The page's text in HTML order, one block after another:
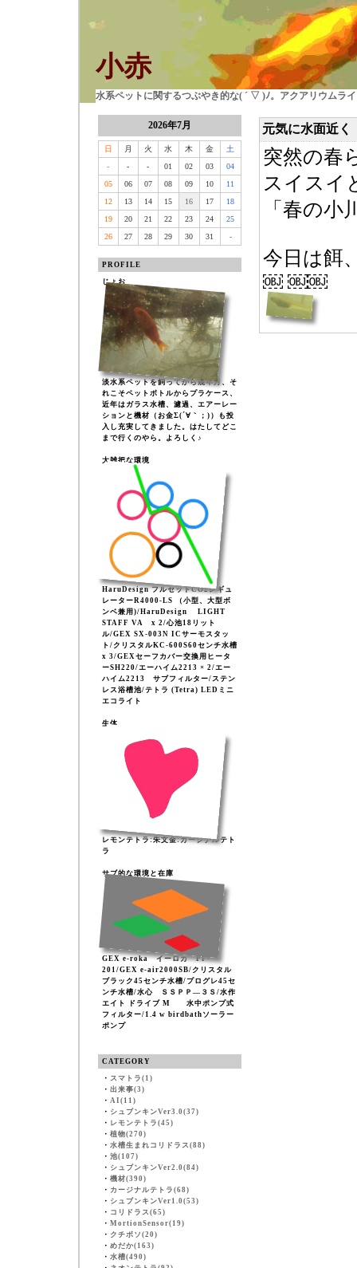
小赤
水系ペットに関するつぶやき的な( ´ ▽ )ﾉ。アクアリウムラ
2026年7月
日 月 火 水 木 金
土
-
- - 01 02 03
04
05
06 07 08 09 10
11
12
13 14 15 16 17
18
19
20 21 22 23 24
25
26
27 28 29 30 31 -
PROFILE
じょお
淡水系ペットを飼ってから幾年月、そ
れこそペットボトルからプラケース、
近年はガラス水槽、濾過、エアーレー
ションと機材（お金Σ(´∀｀；)）も投
入し充実してきました。はたしてどこ
まで行くのやら。よろしく♪
大雑把な環境
HaruDesign フルセットCO2レギュ
レーターR4000-LS （小型、大型ボ
ンベ兼用)/HaruDesign LIGHT
STAFF VA x 2/心池18リット
ル/GEX SX-003N ICサーモスタッ
ト/クリスタルKC-600S60センチ水槽
x 3/GEXセーフカバー交換用ヒータ
ーSH220/エーハイム2213 × 2/エー
ハイム2213 サブフィルター/ステン
レス浴槽池/テトラ (Tetra) LEDミニ
エコライト
生体
レモンテトラ:朱文金:カージナルテト
ラ
サブ的な環境と在庫
GEX e-roka イーロカ PF-
201/GEX e-air2000SB/クリスタル
ブラック45センチ水槽/プログレ45セ
ンチ水槽/水心 ＳＳＰＰ―３Ｓ/水作
エイト ドライブ M 水中ポンプ式
フィルター/1.4 w birdbathソーラー
ポンプ
CATEGORY
・ スマトラ(1)
・ 出来事(3)
・ AI(11)
・ シュブンキンVer3.0(37)
・ レモンテトラ(45)
・ 植物(270)
・ 水槽生まれコリドラス(88)
・ 池(107)
・ シュブンキンVer2.0(84)
・ 機材(390)
・ カージナルテトラ(68)
・ シュブンキンVer1.0(53)
・ コリドラス(65)
・ MortionSensor(19)
・ クチボソ(20)
・ めだか(163)
・ 水槽(490)
元気に水面近く
突然の春
スイスイ
「春の
今日は餌
￼ ￼￼